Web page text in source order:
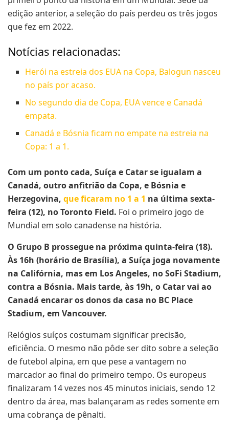
edição anterior, a seleção do país perdeu os três jogos
que fez em 2022.
Notícias relacionadas:
Herói na estreia dos EUA na Copa, Balogun nasceu
no país por acaso.
No segundo dia de Copa, EUA vence e Canadá
empata.
Canadá e Bósnia ficam no empate na estreia na
Copa: 1 a 1.
Com um ponto cada, Suíça e Catar se igualam a
Canadá, outro anfitrião da Copa, e Bósnia e
Herzegovina, que ficaram no 1 a 1 na última sexta-
feira (12), no Toronto Field. Foi o primeiro jogo de
Mundial em solo canadense na história.
O Grupo B prossegue na próxima quinta-feira (18).
Às 16h (horário de Brasília), a Suíça joga novamente
na Califórnia, mas em Los Angeles, no SoFi Stadium,
contra a Bósnia. Mais tarde, às 19h, o Catar vai ao
Canadá encarar os donos da casa no BC Place
Stadium, em Vancouver.
Relógios suíços costumam significar precisão,
eficiência. O mesmo não pôde ser dito sobre a seleção
de futebol alpina, em que pese a vantagem no
marcador ao final do primeiro tempo. Os europeus
finalizaram 14 vezes nos 45 minutos iniciais, sendo 12
dentro da área, mas balançaram as redes somente em
uma cobrança de pênalti.